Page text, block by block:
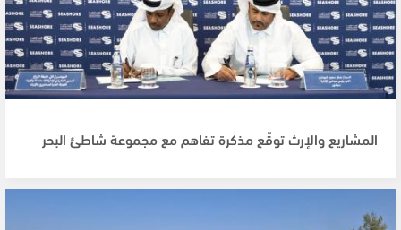
المشاريع والإرث توقّع مذكرة تفاهم مع مجموعة شاطئ البحر